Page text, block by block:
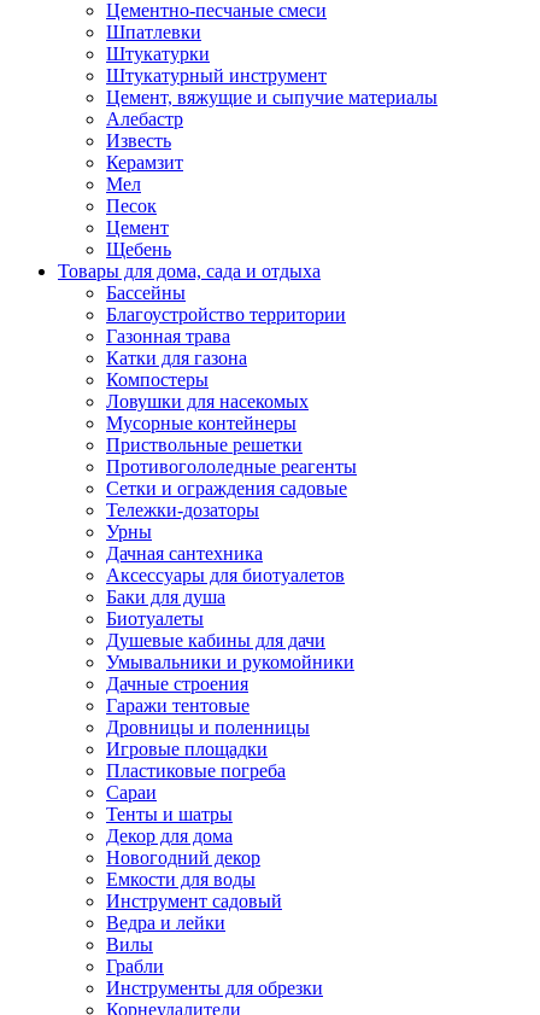
Цементно-песчаные смеси
Шпатлевки
Штукатурки
Штукатурный инструмент
Цемент, вяжущие и сыпучие материалы
Алебастр
Известь
Керамзит
Мел
Песок
Цемент
Щебень
Товары для дома, сада и отдыха
Бассейны
Благоустройство территории
Газонная трава
Катки для газона
Компостеры
Ловушки для насекомых
Мусорные контейнеры
Приствольные решетки
Противогололедные реагенты
Сетки и ограждения садовые
Тележки-дозаторы
Урны
Дачная сантехника
Аксессуары для биотуалетов
Баки для душа
Биотуалеты
Душевые кабины для дачи
Умывальники и рукомойники
Дачные строения
Гаражи тентовые
Дровницы и поленницы
Игровые площадки
Пластиковые погреба
Сараи
Тенты и шатры
Декор для дома
Новогодний декор
Емкости для воды
Инструмент садовый
Ведра и лейки
Вилы
Грабли
Инструменты для обрезки
Корнеудалители